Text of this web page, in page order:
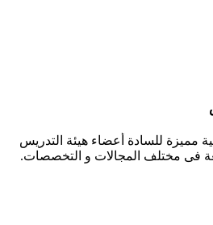
مميزة للسادة أعضاء هيئة التدريس
فى مختلف المجالات و التخصصات.